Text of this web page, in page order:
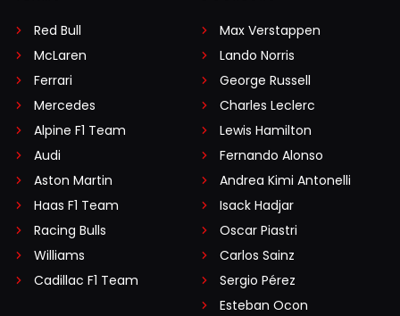
Red Bull
McLaren
Ferrari
Mercedes
Alpine F1 Team
Audi
Aston Martin
Haas F1 Team
Racing Bulls
Williams
Cadillac F1 Team
Max Verstappen
Lando Norris
George Russell
Charles Leclerc
Lewis Hamilton
Fernando Alonso
Andrea Kimi Antonelli
Isack Hadjar
Oscar Piastri
Carlos Sainz
Sergio Pérez
Esteban Ocon